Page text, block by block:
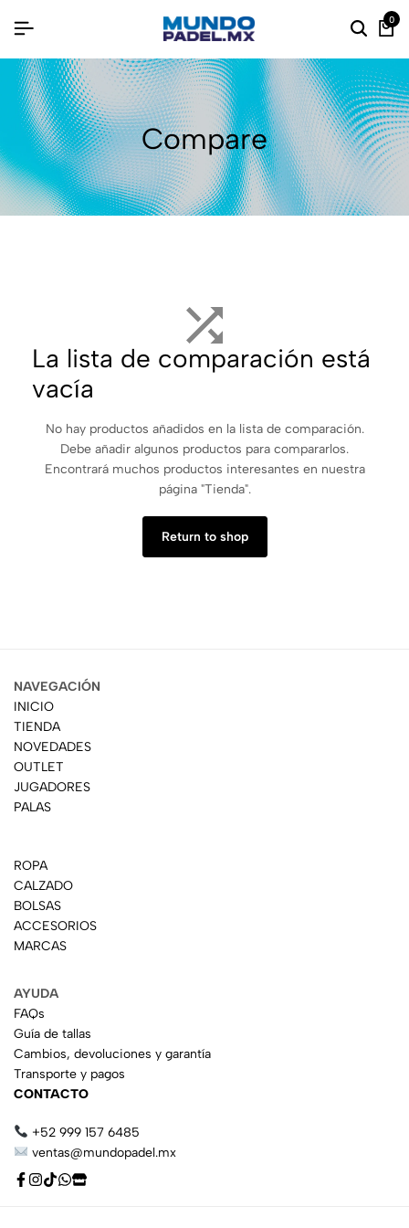
0
Compare
La lista de comparación está
vacía
No hay productos añadidos en la lista de comparación.
Debe añadir algunos productos para compararlos.
Encontrará muchos productos interesantes en nuestra
página "Tienda".
Return to shop
NAVEGACIÓN
INICIO
TIENDA
NOVEDADES
OUTLET
JUGADORES
PALAS
ROPA
CALZADO
BOLSAS
ACCESORIOS
MARCAS
AYUDA
FAQs
Guía de tallas
Cambios, devoluciones y garantía
Transporte y pagos
CONTACTO
+52 999 157 6485
ventas@mundopadel.mx